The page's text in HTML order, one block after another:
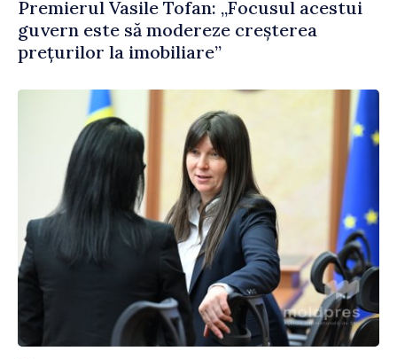
Premierul Vasile Tofan: „Focusul acestui
guvern este să modereze creșterea
prețurilor la imobiliare”